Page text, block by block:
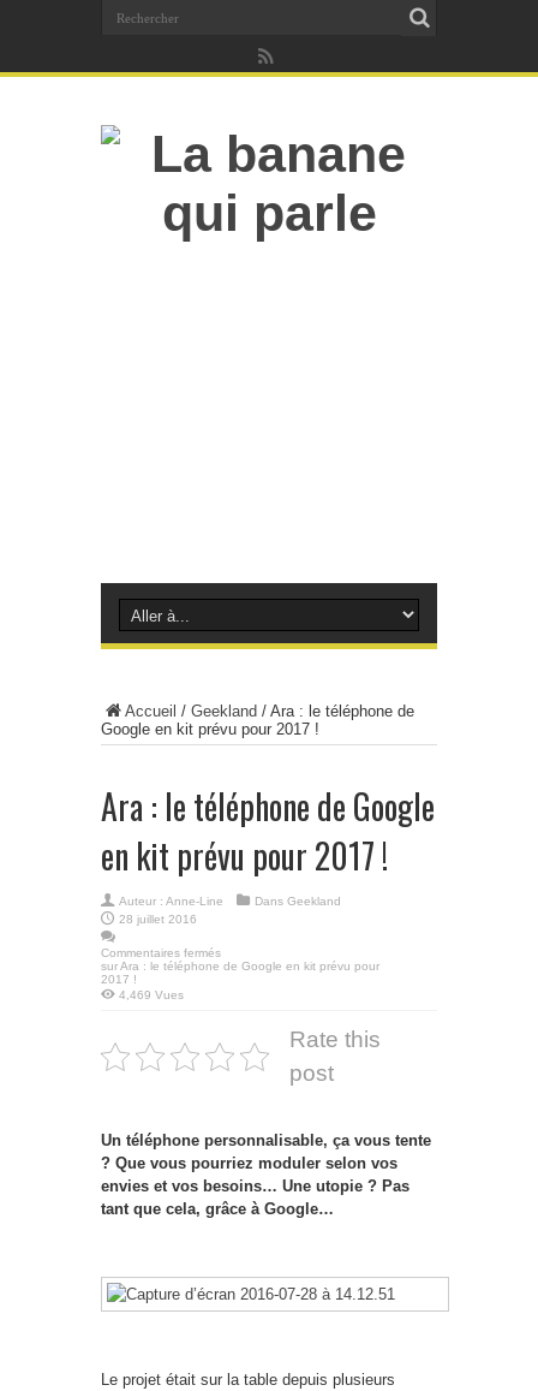
Accueil / Geekland / Ara : le téléphone de
Google en kit prévu pour 2017 !
Ara : le téléphone de Google
en kit prévu pour 2017 !
Auteur : Anne-Line Dans Geekland
28 juillet 2016
Commentaires fermés
sur Ara : le téléphone de Google en kit prévu pour
2017 !
4,469 Vues
Rate this
post
Un téléphone personnalisable, ça vous tente
? Que vous pourriez moduler selon vos
envies et vos besoins… Une utopie ? Pas
tant que cela, grâce à Google…
Le projet était sur la table depuis plusieurs